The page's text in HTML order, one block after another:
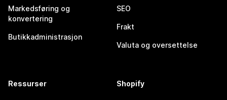
Markedsføring og
konvertering
Butikkadministrasjon
SEO
Frakt
Valuta og oversettelse
Ressurser Shopify